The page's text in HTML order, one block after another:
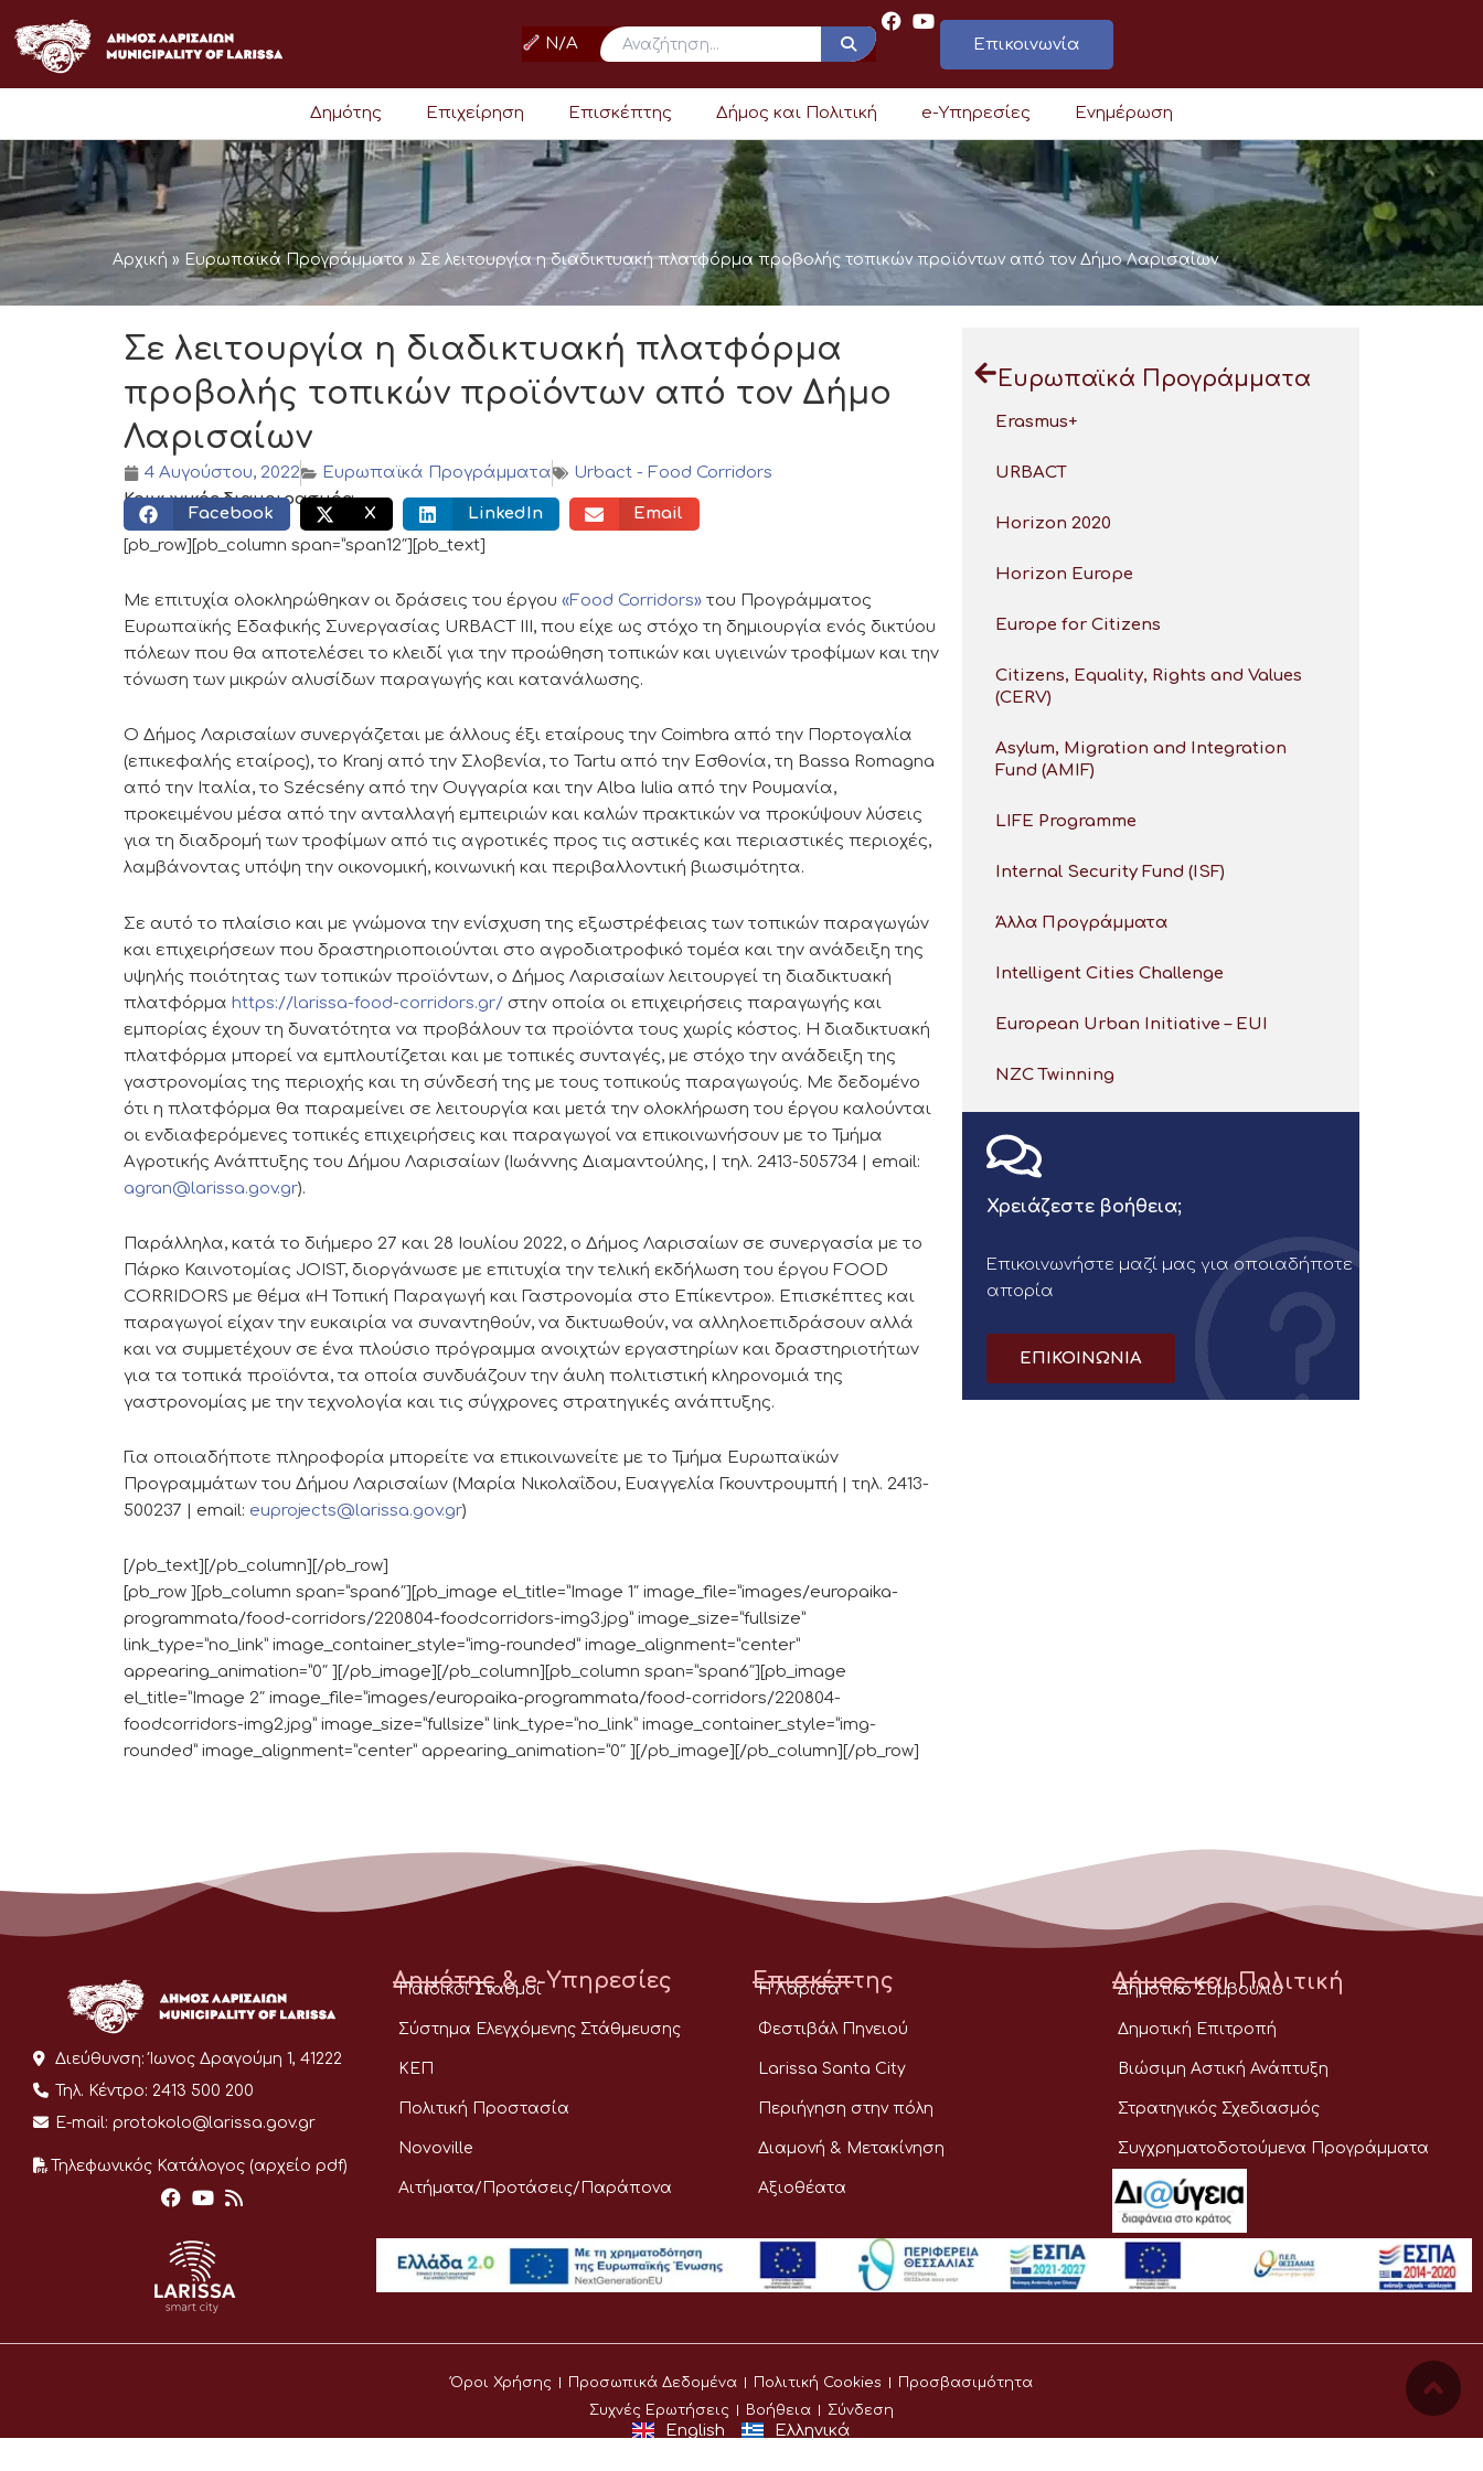
στο
περιεχόμενο
N/A Επικοινωνία
Δημότης Επιχείρηση Επισκέπτης Δήμος και Πολιτική e-Υπηρεσίες Ενημέρωση
Αρχική » Ευρωπαϊκά Προγράμματα »Σε λειτουργία η διαδικτυακή πλατφόρμα προβολής τοπικών προϊόντων από τον Δήμο Λαρισαίων
Σε λειτουργία η διαδικτυακή πλατφόρμα
προβολής τοπικών προϊόντων από τον Δήμο
Λαρισαίων
4 Αυγούστου, 2022 Ευρωπαϊκά Προγράμματα
Urbact - Food Corridors
Κοινωνικός διαμοιρασμός:
Facebook X LinkedIn
Email
[pb_row][pb_column span=”span12″][pb_text]
Με επιτυχία ολοκληρώθηκαν οι δράσεις του έργου «Food Corridors» του Προγράμματος
Ευρωπαϊκής Εδαφικής Συνεργασίας URBACT III, που είχε ως στόχο τη δημιουργία ενός δικτύου
πόλεων που θα αποτελέσει το κλειδί για την προώθηση τοπικών και υγιεινών τροφίμων και την
τόνωση των μικρών αλυσίδων παραγωγής και κατανάλωσης.
Ο Δήμος Λαρισαίων συνεργάζεται με άλλους έξι εταίρους την Coimbra από την Πορτογαλία
(επικεφαλής εταίρος), το Kranj από την Σλοβενία, το Tartu από την Εσθονία, τη Bassa Romagna
από την Ιταλία, το Szécsény από την Ουγγαρία και την Alba Iulia από την Ρουμανία,
προκειμένου μέσα από την ανταλλαγή εμπειριών και καλών πρακτικών να προκύψουν λύσεις
για τη διαδρομή των τροφίμων από τις αγροτικές προς τις αστικές και περιαστικές περιοχές,
λαμβάνοντας υπόψη την οικονομική, κοινωνική και περιβαλλοντική βιωσιμότητα.
Σε αυτό το πλαίσιο και με γνώμονα την ενίσχυση της εξωστρέφειας των τοπικών παραγωγών
και επιχειρήσεων που δραστηριοποιούνται στο αγροδιατροφικό τομέα και την ανάδειξη της
υψηλής ποιότητας των τοπικών προϊόντων, ο Δήμος Λαρισαίων λειτουργεί τη διαδικτυακή
πλατφόρμα https://larissa-food-corridors.gr/ στην οποία οι επιχειρήσεις παραγωγής και
εμπορίας έχουν τη δυνατότητα να προβάλουν τα προϊόντα τους χωρίς κόστος. Η διαδικτυακή
πλατφόρμα μπορεί να εμπλουτίζεται και με τοπικές συνταγές, με στόχο την ανάδειξη της
γαστρονομίας της περιοχής και τη σύνδεσή της με τους τοπικούς παραγωγούς. Με δεδομένο
ότι η πλατφόρμα θα παραμείνει σε λειτουργία και μετά την ολοκλήρωση του έργου καλούνται
οι ενδιαφερόμενες τοπικές επιχειρήσεις και παραγωγοί να επικοινωνήσουν με το Τμήμα
Αγροτικής Ανάπτυξης του Δήμου Λαρισαίων (Ιωάννης Διαμαντούλης, | τηλ. 2413-505734 | email:
agran@larissa.gov.gr).
Παράλληλα, κατά το διήμερο 27 και 28 Ιουλίου 2022, ο Δήμος Λαρισαίων σε συνεργασία με το
Πάρκο Καινοτομίας JOIST, διοργάνωσε με επιτυχία την τελική εκδήλωση του έργου FOOD
CORRIDORS με θέμα «H Τοπική Παραγωγή και Γαστρονομία στο Επίκεντρο». Επισκέπτες και
παραγωγοί είχαν την ευκαιρία να συναντηθούν, να δικτυωθούν, να αλληλοεπιδράσουν αλλά
και να συμμετέχουν σε ένα πλούσιο πρόγραμμα ανοιχτών εργαστηρίων και δραστηριοτήτων
για τα τοπικά προϊόντα, τα οποία συνδυάζουν την άυλη πολιτιστική κληρονομιά της
γαστρονομίας με την τεχνολογία και τις σύγχρονες στρατηγικές ανάπτυξης.
Για οποιαδήποτε πληροφορία μπορείτε να επικοινωνείτε με το Τμήμα Ευρωπαϊκών
Προγραμμάτων του Δήμου Λαρισαίων (Μαρία Νικολαΐδου, Ευαγγελία Γκουντρουμπή | τηλ. 2413-
500237 | email: euprojects@larissa.gov.gr)
[/pb_text][/pb_column][/pb_row]
[pb_row ][pb_column span=”span6″][pb_image el_title=”Image 1″ image_file=”images/europaika-
programmata/food-corridors/220804-foodcorridors-img3.jpg” image_size=”fullsize”
link_type=”no_link” image_container_style=”img-rounded” image_alignment=”center”
appearing_animation=”0″ ][/pb_image][/pb_column][pb_column span=”span6″][pb_image
el_title=”Image 2″ image_file=”images/europaika-programmata/food-corridors/220804-
foodcorridors-img2.jpg” image_size=”fullsize” link_type=”no_link” image_container_style=”img-
rounded” image_alignment=”center” appearing_animation=”0″ ][/pb_image][/pb_column][/pb_row]
Ευρωπαϊκά Προγράμματα
Erasmus+
URBACT
Horizon 2020
Horizon Europe
Europe for Citizens
Citizens, Equality, Rights and Values
(CERV)
Asylum, Migration and Integration
Fund (AMIF)
LIFE Programme
Internal Security Fund (ISF)
Άλλα Προγράμματα
Intelligent Cities Challenge
European Urban Initiative – EUI
NZC Twinning
Χρειάζεστε βοήθεια;
Επικοινωνήστε μαζί μας για οποιαδήποτε
απορία
ΕΠΙΚΟΙΝΩΝΙΑ
Διεύθυνση: Ίωνος Δραγούμη 1, 41222
Τηλ. Κέντρο: 2413 500 200
E-mail: protokolo@larissa.gov.gr
Τηλεφωνικός Κατάλογος (αρχείο pdf)
Δημότης & e-Υπηρεσίες
Παιδικοί Σταθμοί
Σύστημα Ελεγχόμενης Στάθμευσης
ΚΕΠ
Πολιτική Προστασία
Novoville
Αιτήματα/Προτάσεις/Παράπονα
Επισκέπτης
Η Λάρισα
Φεστιβάλ Πηνειού
Larissa Santa City
Περιήγηση στην πόλη
Διαμονή & Μετακίνηση
Αξιοθέατα
Δήμος και Πολιτική
Δημοτικό Συμβούλιο
Δημοτική Επιτροπή
Βιώσιμη Αστική Ανάπτυξη
Στρατηγικός Σχεδιασμός
Συγχρηματοδοτούμενα Προγράμματα
Όροι Χρήσης Προσωπικά Δεδομένα Πολιτική Cookies
Προσβασιμότητα
Συχνές Ερωτήσεις
Βοήθεια Σύνδεση
English Ελληνικά